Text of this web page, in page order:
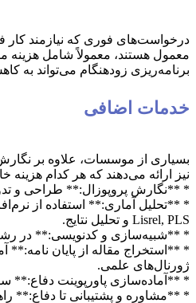
درخواست‌های فوری که نیازمند
معمول هستند، معمولاً شامل هزینه
برنامه‌ریزی زودهنگام می‌تواند به
خدمات اضافی
بسیاری از موسسات، علاوه بر
نیز ارائه می‌دهند که هر کدام هزینه
* **نگارش پروپوزال:** طراحی و
Lisrel, PLS و تحلیل نتایج.
* **شبیه‌سازی و کدنویسی:** در
* **استخراج مقاله از پایان نامه:**
ژورنال‌های علمی.
* **آماده‌سازی پاورپوینت دفاع:**
* **مشاوره و پشتیبانی تا دفاع:**